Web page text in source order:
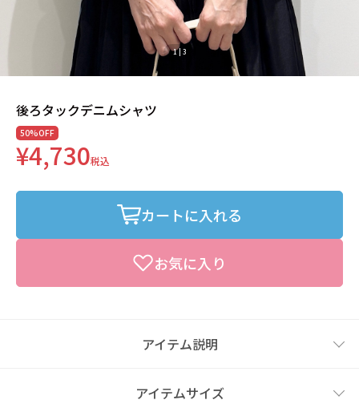
1| 3
後ろタックデニムシャツ
50%OFF
¥4,730税込
カートに入れる
お気に入り
アイテム説明
アイテムサイズ